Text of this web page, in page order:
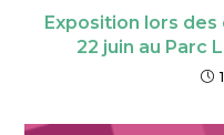
Exposition lors
22 juin au Parc